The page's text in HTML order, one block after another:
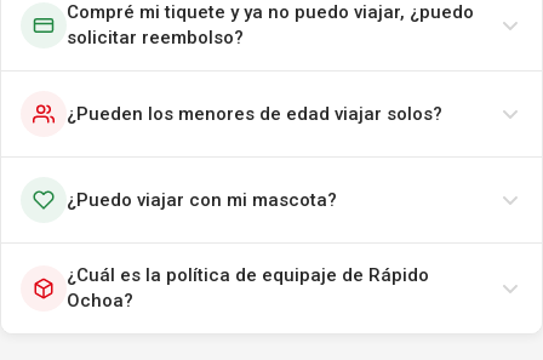
Compré mi tiquete y ya no puedo viajar, ¿puedo
solicitar reembolso?
¿Pueden los menores de edad viajar solos?
¿Puedo viajar con mi mascota?
¿Cuál es la política de equipaje de Rápido
Ochoa?